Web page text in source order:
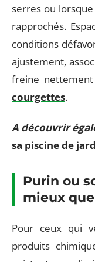
serres ou
rapprochés.
conditions
ajustement,
freine
courgettes.
A découvrir
sa piscine de
Purin ou
mieux
Pour ceux qui
produits